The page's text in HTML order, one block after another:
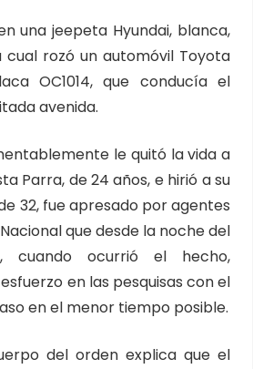
una jeepeta Hyundai, blanca,
cual rozó un automóvil Toyota
OC1014, que conducía el
avenida.
le quitó la vida a
Parra, de 24 años, e hirió a su
32, fue apresado por agentes
que desde la noche del
cuando ocurrió el hecho,
en las pesquisas con el
en el menor tiempo posible.
del orden explica que el